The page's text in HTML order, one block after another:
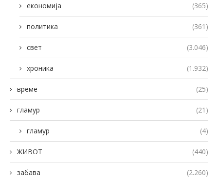
економија (365)
политика (361)
свет (3.046)
хроника (1.932)
време (25)
гламур (21)
гламур (4)
ЖИВОТ (440)
забава (2.260)